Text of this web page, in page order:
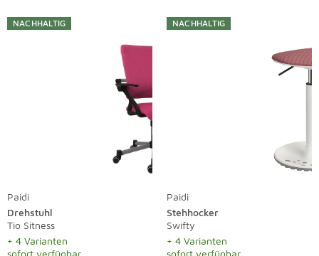
NACHHALTIG
Paidi
Drehstuhl
Tio Sitness
+ 4 Varianten
sofort verfügbar
NACHHALTIG
Paidi
Stehhocker
Swifty
+ 4 Varianten
sofort verfügbar